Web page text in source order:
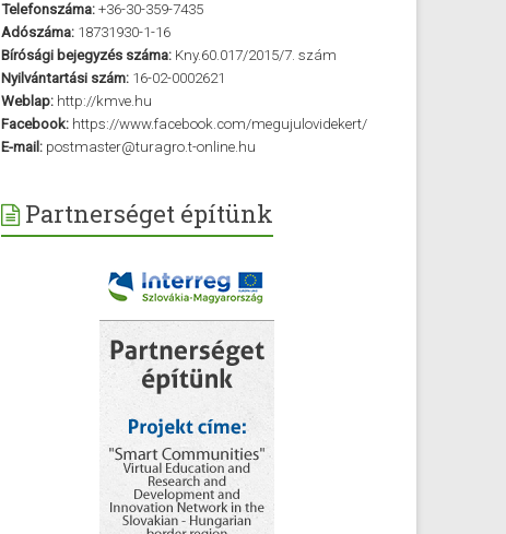
Telefonszáma: +36-30-359-7435
Adószáma: 18731930-1-16
Bírósági bejegyzés száma: Kny.60.017/2015/7. szám
Nyilvántartási szám: 16-02-0002621
Weblap: http://kmve.hu
Facebook: https://www.facebook.com/megujulovidekert/
E-mail: postmaster@turagro.t-online.hu
Partnerséget építünk